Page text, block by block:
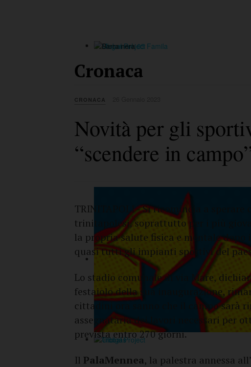
Cronaca
CRONACA
Novità per gli
“scendere in
TRINITAPOLI - Si ricomincia a
trinitapolesi, soprattutto per i più
la propria salute fisica e mentale
quasi tutti gli impianti sportivi del
Lo stadio comunale di via Mare,
festaiolo della sua inaugurazione,
cittadini ora sanno che il campo sarà
assegnataria dei lavori necessari per
prevista entro 270 giorni.
Il PalaMennea, la palestra annessa